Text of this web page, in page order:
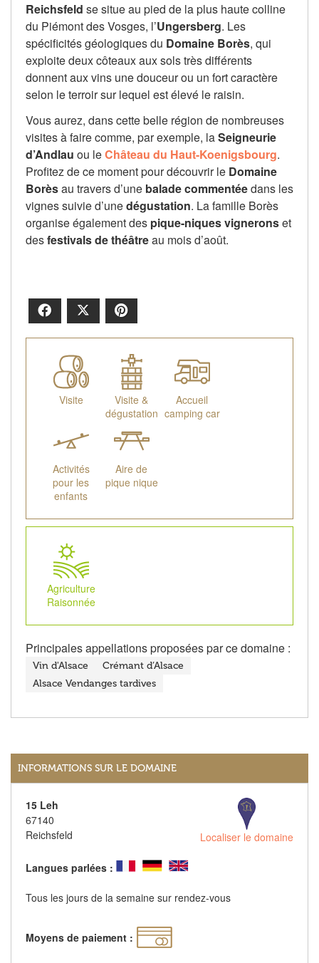
Reichsfeld se situe au pied de la plus haute colline
du Piémont des Vosges, l’Ungersberg. Les
spécificités géologiques du Domaine Borès, qui
exploite deux côteaux aux sols très différents
donnent aux vins une douceur ou un fort caractère
selon le terroir sur lequel est élevé le raisin.
Vous aurez, dans cette belle région de nombreuses
visites à faire comme, par exemple, laSeigneurie
d’Andlau ou leChâteau du Haut-Koenigsbourg.
Profitez de ce moment pour découvrir le Domaine
Borèsau travers d’une balade commentéedans les
vignes suivie d’unedégustation. La famille Borès
organise également des pique-niques vigneronset
desfestivals de théâtreau mois d’août.
Facebook
Visite
Visite &
dégustation
Accueil
camping car
Activités
pour les
enfants
Aire de
pique nique
Agriculture
Raisonnée
Principales appellations proposées par ce domaine :
Vin d'Alsace
Crémant d’Alsace
Alsace Vendanges tardives
INFORMATIONS SUR LE DOMAINE
15 Leh
67140
Reichsfeld
Localiser le domaine
Langues parlées :
Tous les jours de la semaine sur rendez-vous
Moyens de paiement :